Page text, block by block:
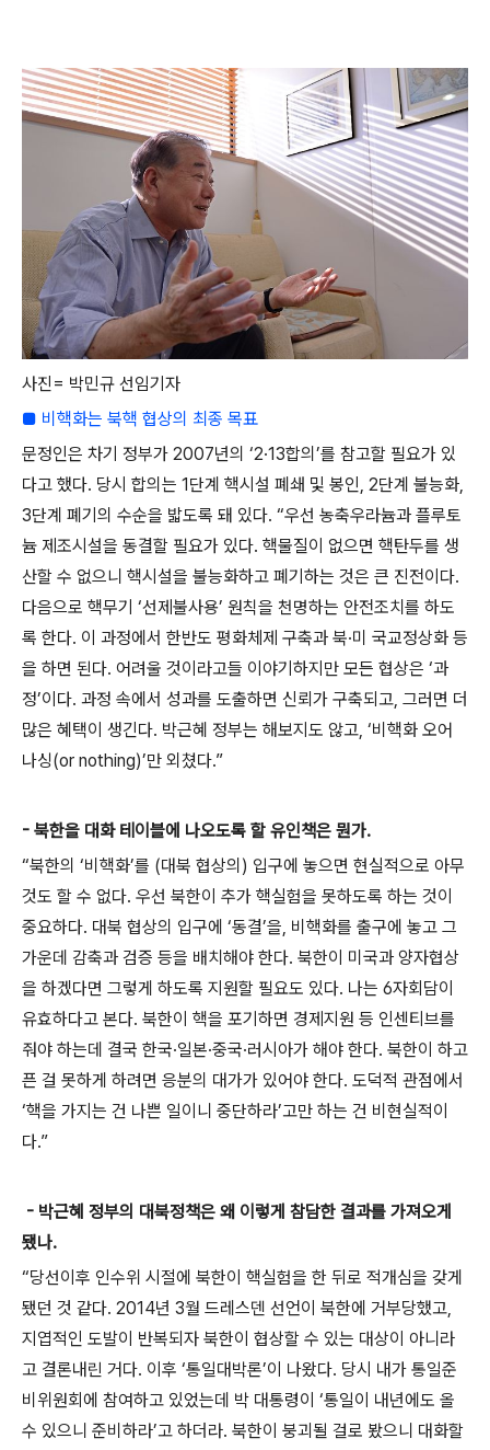
사진= 박민규 선임기자
■ 비핵화는 북핵 협상의 최종 목표
문정인은 차기 정부가 2007년의 ‘2·13합의’를 참고할 필요가 있
다고 했다. 당시 합의는 1단계 핵시설 폐쇄 및 봉인, 2단계 불능화,
3단계 폐기의 수순을 밟도록 돼 있다. “우선 농축우라늄과 플루토
늄 제조시설을 동결할 필요가 있다. 핵물질이 없으면 핵탄두를 생
산할 수 없으니 핵시설을 불능화하고 폐기하는 것은 큰 진전이다.
다음으로 핵무기 ‘선제불사용’ 원칙을 천명하는 안전조치를 하도
록 한다. 이 과정에서 한반도 평화체제 구축과 북·미 국교정상화 등
을 하면 된다. 어려울 것이라고들 이야기하지만 모든 협상은 ‘과
정’이다. 과정 속에서 성과를 도출하면 신뢰가 구축되고, 그러면 더
많은 혜택이 생긴다. 박근혜 정부는 해보지도 않고, ‘비핵화 오어
나싱(or nothing)’만 외쳤다.”
- 북한을 대화 테이블에 나오도록 할 유인책은 뭔가.
“북한의 ‘비핵화’를 (대북 협상의) 입구에 놓으면 현실적으로 아무
것도 할 수 없다. 우선 북한이 추가 핵실험을 못하도록 하는 것이
중요하다. 대북 협상의 입구에 ‘동결’을, 비핵화를 출구에 놓고 그
가운데 감축과 검증 등을 배치해야 한다. 북한이 미국과 양자협상
을 하겠다면 그렇게 하도록 지원할 필요도 있다. 나는 6자회담이
유효하다고 본다. 북한이 핵을 포기하면 경제지원 등 인센티브를
줘야 하는데 결국 한국·일본·중국·러시아가 해야 한다. 북한이 하고
픈 걸 못하게 하려면 응분의 대가가 있어야 한다. 도덕적 관점에서
‘핵을 가지는 건 나쁜 일이니 중단하라’고만 하는 건 비현실적이
다.”
- 박근혜 정부의 대북정책은 왜 이렇게 참담한 결과를 가져오게
됐나.
“당선이후 인수위 시절에 북한이 핵실험을 한 뒤로 적개심을 갖게
됐던 것 같다. 2014년 3월 드레스덴 선언이 북한에 거부당했고,
지엽적인 도발이 반복되자 북한이 협상할 수 있는 대상이 아니라
고 결론내린 거다. 이후 ‘통일대박론’이 나왔다. 당시 내가 통일준
비위원회에 참여하고 있었는데 박 대통령이 ‘통일이 내년에도 올
수 있으니 준비하라’고 하더라. 북한이 붕괴될 걸로 봤으니 대화할